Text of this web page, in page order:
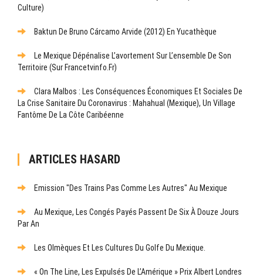
Culture)
Baktun De Bruno Cárcamo Arvide (2012) En Yucathèque
Le Mexique Dépénalise L’avortement Sur L’ensemble De Son
Territoire (sur Francetvinfo.fr)
Clara Malbos : Les Conséquences Économiques Et Sociales De
La Crise Sanitaire Du Coronavirus : Mahahual (Mexique), Un Village
Fantôme De La Côte Caribéenne
ARTICLES HASARD
Emission "Des Trains Pas Comme Les Autres" Au Mexique
Au Mexique, Les Congés Payés Passent De Six À Douze Jours
Par An
Les Olmèques Et Les Cultures Du Golfe Du Mexique.
« On The Line, Les Expulsés De L’Amérique » Prix Albert Londres